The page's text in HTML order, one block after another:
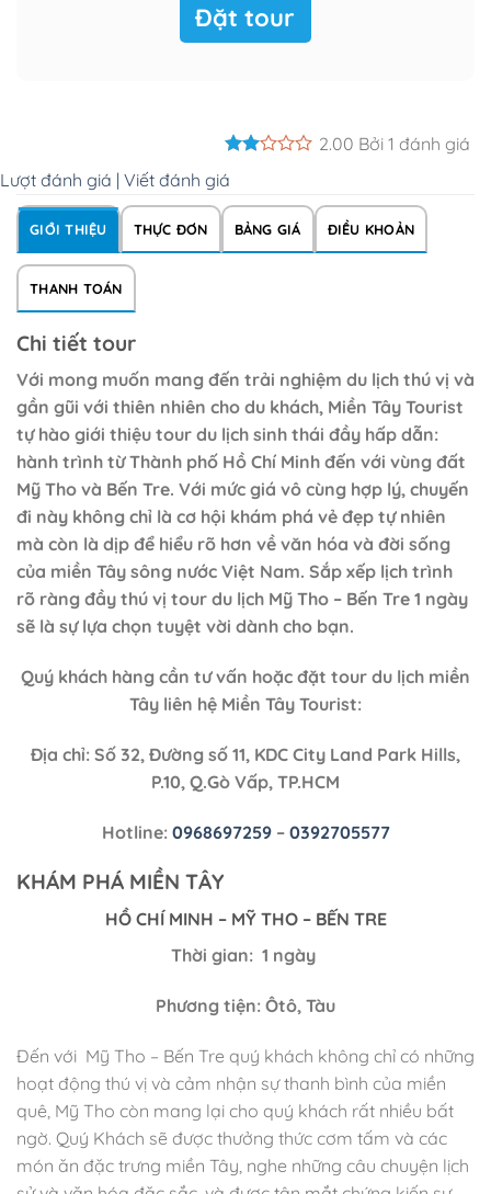
Đặt tour
2.00 Bởi 1 đánh giá
Lượt đánh giá | Viết đánh giá
GIỚI THIỆU THỰC ĐƠN BẢNG GIÁ ĐIỀU KHOẢN
THANH TOÁN
Chi tiết tour
Với mong muốn mang đến trải nghiệm du lịch thú vị và
gần gũi với thiên nhiên cho du khách, Miền Tây Tourist
tự hào giới thiệu tour du lịch sinh thái đầy hấp dẫn:
hành trình từ Thành phố Hồ Chí Minh đến với vùng đất
Mỹ Tho và Bến Tre. Với mức giá vô cùng hợp lý, chuyến
đi này không chỉ là cơ hội khám phá vẻ đẹp tự nhiên
mà còn là dịp để hiểu rõ hơn về văn hóa và đời sống
của miền Tây sông nước Việt Nam. Sắp xếp lịch trình
rõ ràng đầy thú vị tour du lịch Mỹ Tho – Bến Tre 1 ngày
sẽ là sự lựa chọn tuyệt vời dành cho bạn.
Quý khách hàng cần tư vấn hoặc đặt tour du lịch miền
Tây liên hệ Miền Tây Tourist:
Địa chỉ: Số 32, Đường số 11, KDC City Land Park Hills,
P.10, Q.Gò Vấp, TP.HCM
Hotline: 0968697259– 0392705577
KHÁM PHÁ MIỀN TÂY
HỒ CHÍ MINH – MỸ THO – BẾN TRE
Thời gian: 1 ngày
Phương tiện: Ôtô, Tàu
Đến với Mỹ Tho – Bến Tre quý khách không chỉ có những
hoạt động thú vị và cảm nhận sự thanh bình của miền
quê, Mỹ Tho còn mang lại cho quý khách rất nhiều bất
ngờ. Quý Khách sẽ được thưởng thức cơm tấm và các
món ăn đặc trưng miền Tây, nghe những câu chuyện lịch